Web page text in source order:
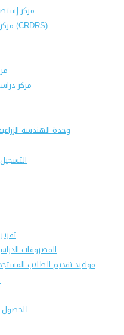
مركز
مركز بحوث ودراسات التنمية الريفية (CRDRS)
مركز
وحدة الهندسة
المصروفات
مواعيد تقديم الطلاب المستجدين
للحصول